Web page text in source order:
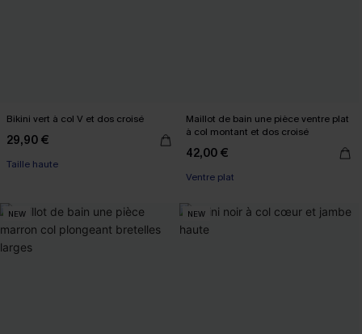
Bikini vert à col V et dos croisé
29,90 €
Taille haute
Maillot de bain une pièce ventre plat
à col montant et dos croisé
42,00 €
Ventre plat
NEW NEW